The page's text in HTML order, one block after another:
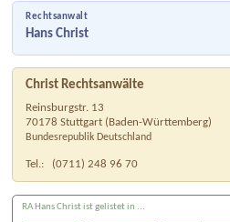
Rechtsanwalt
Hans Christ
Christ Rechtsanwälte
Reinsburgstr. 13
70178 Stuttgart ( Baden-Württemberg)
Bundesrepublik Deutschland
Tel.: (0711) 248 96 70
RA Hans Christ ist gelistet in ...